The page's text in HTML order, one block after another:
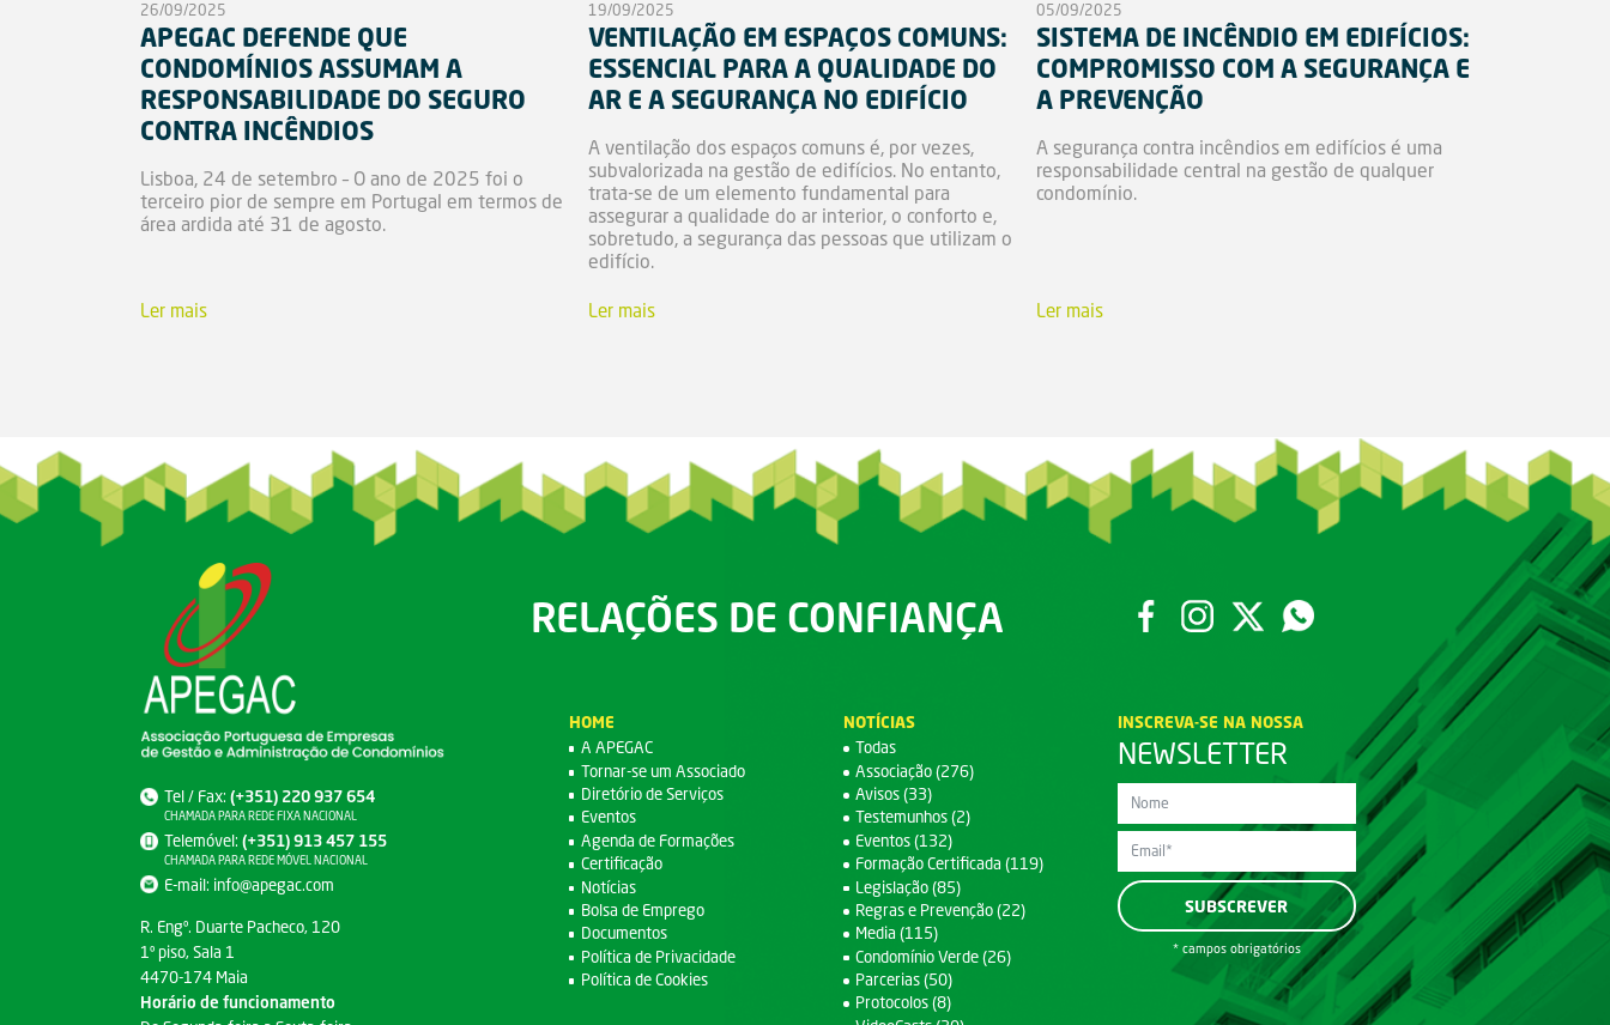
26/09/2025
APEGAC DEFENDE QUE
CONDOMÍNIOS ASSUMAM A
RESPONSABILIDADE DO SEGURO
CONTRA INCÊNDIOS
Lisboa, 24 de setembro – O ano de 2025 foi o
terceiro pior de sempre em Portugal em termos de
área ardida até 31 de agosto.
Ler mais
19/09/2025
VENTILAÇÃO EM ESPAÇOS COMUNS:
ESSENCIAL PARA A QUALIDADE DO
AR E A SEGURANÇA NO EDIFÍCIO
A ventilação dos espaços comuns é, por vezes,
subvalorizada na gestão de edifícios. No entanto,
trata-se de um elemento fundamental para
assegurar a qualidade do ar interior, o conforto e,
sobretudo, a segurança das pessoas que utilizam o
edifício.
Ler mais
05/09/2025
SISTEMA DE INCÊNDIO EM EDIFÍCIOS:
COMPROMISSO COM A SEGURANÇA E
A PREVENÇÃO
A segurança contra incêndios em edifícios é uma
responsabilidade central na gestão de qualquer
condomínio.
Ler mais
Tel / Fax:(+351) 220 937 654
CHAMADA PARA REDE FIXA NACIONAL
Telemóvel:(+351) 913 457 155
CHAMADA PARA REDE MÓVEL NACIONAL
E-mail: info@apegac.com
R. Engº. Duarte Pacheco, 120
1º piso, Sala 1
4470-174 Maia
Horário de funcionamento
RELAÇÕES DE CONFIANÇA
HOME
A APEGAC
Tornar-se um Associado
Diretório de Serviços
Eventos
Agenda de Formações
Certificação
Notícias
Bolsa de Emprego
Documentos
Política de Privacidade
Política de Cookies
NOTÍCIAS
Todas
Associação (276)
Avisos (33)
Testemunhos (2)
Eventos (132)
Formação Certificada (119)
Legislação (85)
Regras e Prevenção (22)
Media (115)
Condomínio Verde (26)
Parcerias (50)
Protocolos (8)
INSCREVA-SE NA NOSSA
NEWSLETTER
* campos obrigatórios